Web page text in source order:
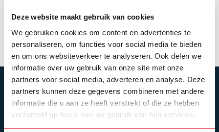
Deze website maakt gebruik van cookies
We gebruiken cookies om content en advertenties te
personaliseren, om functies voor social media te bieden
en om ons websiteverkeer te analyseren. Ook delen we
informatie over uw gebruik van onze site met onze
partners voor social media, adverteren en analyse. Deze
partners kunnen deze gegevens combineren met andere
informatie die u aan ze heeft verstrekt of die ze hebben
verzameld op basis van uw gebruik van hun services.
550,00 Auf Lager
Produkt ansehen
430,00
Produkt ansehen
ABONNIEREN SIE UNSEREN NEWSLETTER
Bleibe auf dem Laufenden mit unseren
Newsletter-Angeboten